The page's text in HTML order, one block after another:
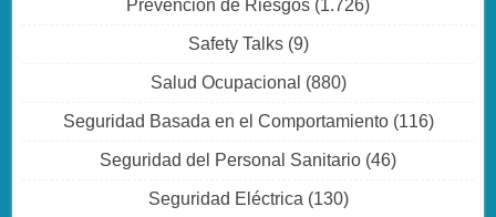
Prevención de Riesgos (1.726)
Safety Talks(9)
Salud Ocupacional (880)
Seguridad Basada en el Comportamiento(116)
Seguridad del Personal Sanitario (46)
Seguridad Eléctrica (130)